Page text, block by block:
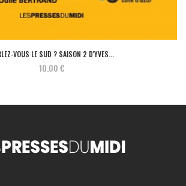
VOUS LE SUD ? SAISON 2 D'YVES...
10,00 €